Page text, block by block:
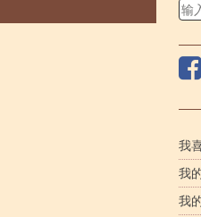
我
我
我